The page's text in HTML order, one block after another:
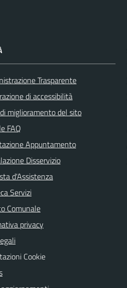
Trasparente
di accessibilità
miglioramento del sito
FAQ
Appuntamento
Disservizio
d'Assistenza
Servizi
Comunale
privacy
Cookie